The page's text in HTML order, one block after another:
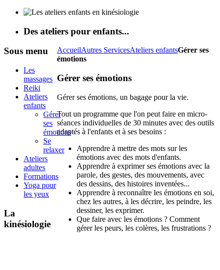
Des ateliers pour enfants...
AccueilAutres ServicesAteliers enfantsGérer ses
émotions
Gérer ses émotions
Gérer ses émotions, un bagage pour la vie.
Tout un programme que l'on peut faire en micro-
séances individuelles de 30 minutes avec des outils
adaptés à l'enfants et à ses besoins :
Apprendre à mettre des mots sur les
émotions avec des mots d'enfants.
Apprendre à exprimer ses émotions avec la
parole, des gestes, des mouvements, avec
des dessins, des histoires inventées...
Apprendre à reconnaître les émotions en soi,
chez les autres, à les décrire, les peindre, les
dessiner, les exprimer.
Que faire avec les émotions ? Comment
gérer les peurs, les colères, les frustrations ?
Sous menu
Les
massages
Reiki
Ateliers
enfants
Gérer
ses
émotions
Se
relaxer
Ateliers
adultes
Formations
Yoga pour
les yeux
La
kinésiologie